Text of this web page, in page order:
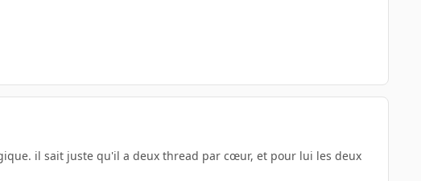
il sait juste qu'il a deux thread par cœur, et pour lui les deux